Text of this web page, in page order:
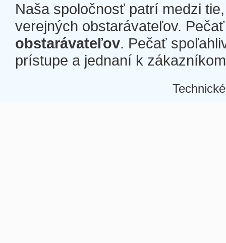
Naša spoločnosť patrí medzi
verejných obstarávateľov.
obstarávateľov. Pečať
prístupe a jednaní k